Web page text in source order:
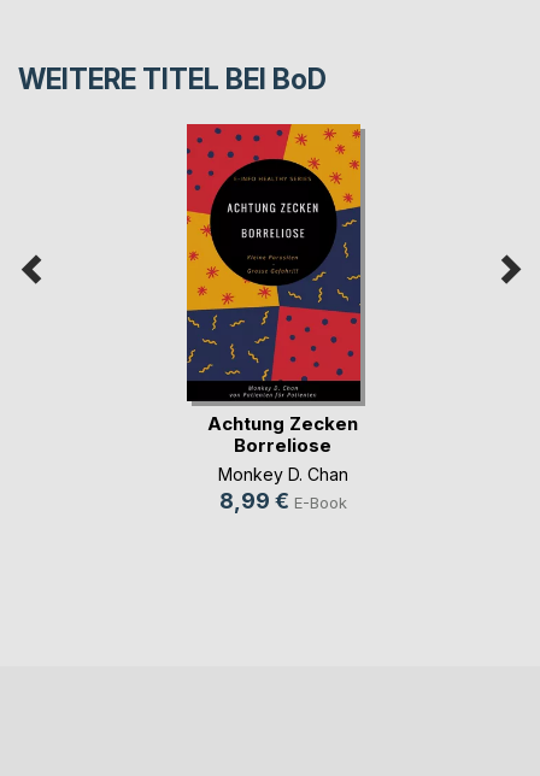
WEITERE TITEL BEI BoD
Achtung Zecken
Borreliose
Monkey D. Chan
8,99 € E-Book